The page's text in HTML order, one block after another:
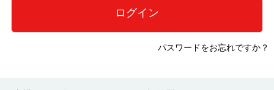
ログイン
パスワードをお忘れですか？